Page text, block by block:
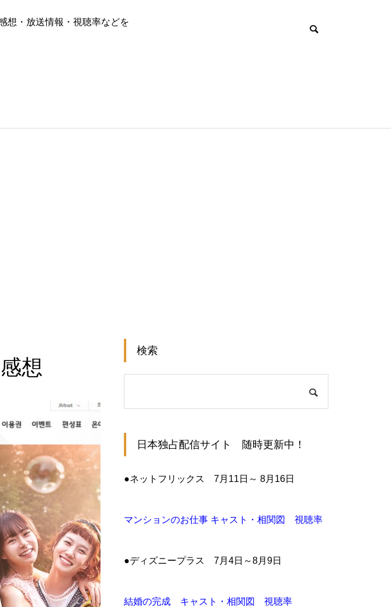
想・放送情報・視聴率などを
想
検索
日本独占配信サイト 随時更新中！
●ネットフリックス 7月11日～ 8月16日
マンションのお仕事 キャスト・相関図 視聴率
●ディズニープラス 7月4日～8月9日
結婚の完成 キャスト・相関図 視聴率